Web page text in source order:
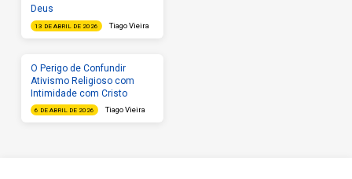
Deus
13 DE ABRIL DE 2026 Tiago Vieira
O Perigo de Confundir
Ativismo Religioso com
Intimidade com Cristo
6 DE ABRIL DE 2026 Tiago Vieira